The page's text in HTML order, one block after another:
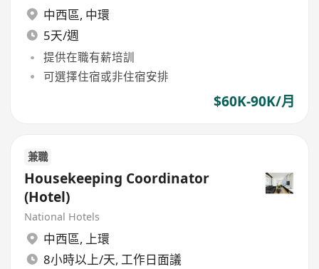
中西區, 中環
5天/週
提供在職有薪培訓
可選擇住宿或非住宿安排
$60K-90K/月
兼職
Housekeeping Coordinator
(Hotel)
National Hotels
中西區, 上環
8小時以上/天, 工作日面議